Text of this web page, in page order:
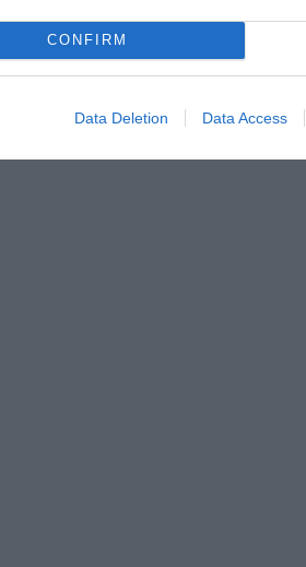
CONFIRM
Data Deletion Data Access